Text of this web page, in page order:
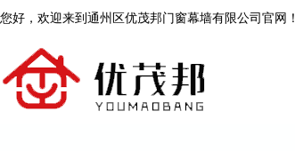
您好，欢迎来到通州区优茂邦门窗幕墙有限公司官网！